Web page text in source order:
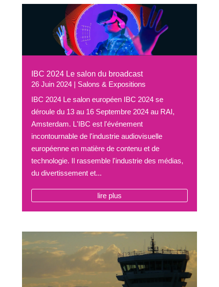
IBC 2024 Le salon du broadcast
26 Juin 2024| Salons & Expositions
IBC 2024 Le salon européen IBC 2024 se
déroule du 13 au 16 Septembre 2024 au RAI,
Amsterdam. L'IBC est l'événement
incontournable de l'industrie audiovisuelle
européenne en matière de contenu et de
technologie. Il rassemble l'industrie des médias,
du divertissement et...
lire plus